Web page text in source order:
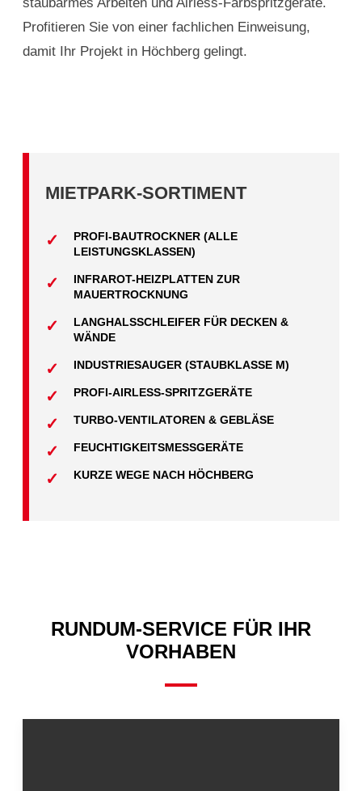
Profitieren Sie von einer fachlichen Einweisung,
damit Ihr Projekt in Höchberg gelingt.
MIETPARK-SORTIMENT
PROFI-BAUTROCKNER (ALLE
LEISTUNGSKLASSEN)
INFRAROT-HEIZPLATTEN ZUR
MAUERTROCKNUNG
LANGHALSSCHLEIFER FÜR DECKEN &
WÄNDE
INDUSTRIESAUGER (STAUBKLASSE M)
PROFI-AIRLESS-SPRITZGERÄTE
TURBO-VENTILATOREN & GEBLÄSE
FEUCHTIGKEITSMESSGERÄTE
KURZE WEGE NACH HÖCHBERG
RUNDUM-SERVICE FÜR IHR
VORHABEN